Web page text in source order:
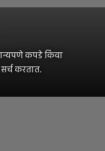
कपडे किंवा
करतात.